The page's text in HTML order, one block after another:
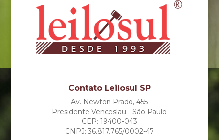
Contato Leilosul SP
Av. Newton Prado, 455
Presidente Venceslau - São Paulo
CEP: 19400-043
CNPJ: 36.817.765/0002-47